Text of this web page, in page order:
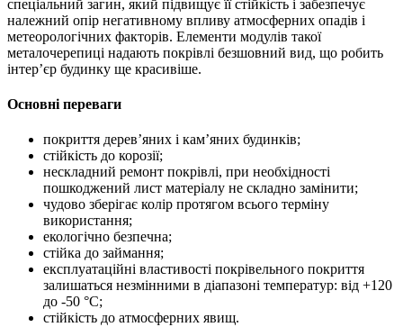
спеціальний загин, який підвищує її стійкість і забезпечує
належний опір негативному впливу атмосферних опадів і
метеорологічних факторів. Елементи модулів такої
металочерепиці надають покрівлі безшовний вид, що робить
інтер’єр будинку ще красивіше.
Основні переваги
покриття дерев’яних і кам’яних будинків;
стійкість до корозії;
нескладний ремонт покрівлі, при необхідності
пошкоджений лист матеріалу не складно замінити;
чудово зберігає колір протягом всього терміну
використання;
екологічно безпечна;
стійка до займання;
експлуатаційні властивості покрівельного покриття
залишаться незмінними в діапазоні температур: від +120
до -50 °C;
стійкість до атмосферних явищ.